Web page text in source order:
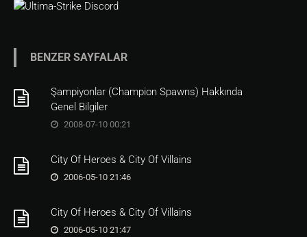
BENZER SAYFALAR
Şampiyonlar (Champion Spawns) Hakkında
Genel Bilgiler
2008-07-10 00:21
City Of Heroes & City Of Villains
2006-05-10 21:46
City Of Heroes & City Of Villains
2006-05-10 21:47